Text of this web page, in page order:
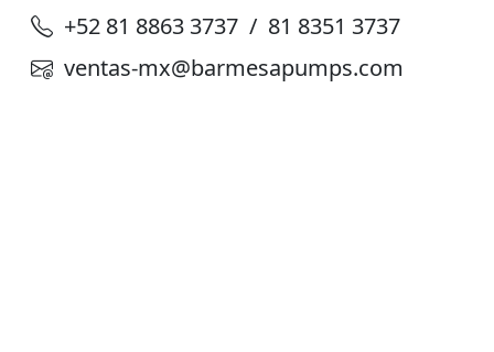
+52 81 8863 3737 / 81 8351 3737
ventas-mx@barmesapumps.com